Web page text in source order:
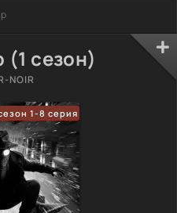
(1 сезон)
NOIR
1-8 серия